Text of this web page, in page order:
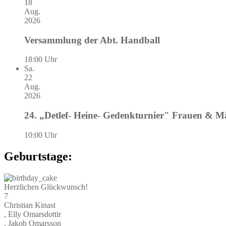
18
Aug.
2026
Versammlung der Abt. Handball
18:00 Uhr
Sa.
22
Aug.
2026
24. „Detlef- Heine- Gedenkturnier" Frauen &
10:00 Uhr
Geburtstage:
Herzlichen Glückwunsch!
7
Christian Kinast
, Elly Omarsdottir
, Jakob Omarsson